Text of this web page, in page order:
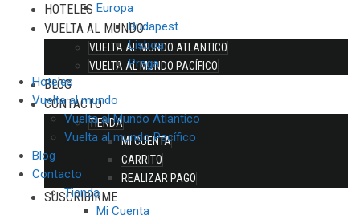
HOTELES
VUELTA AL MUNDO
VUELTA AL MUNDO ATLANTICO
VUELTA AL MUNDO PACÍFICO
BLOG
CONTACTO
TIENDA
MI CUENTA
CARRITO
REALIZAR PAGO
SUSCRIBIRME
Europa
Budapest
Lisboa
Praga
Hoteles
Vuelta al mundo
Vuelta al Mundo Atlantico
Vuelta al mundo Pacífico
Blog
Contacto
Tienda
Mi Cuenta